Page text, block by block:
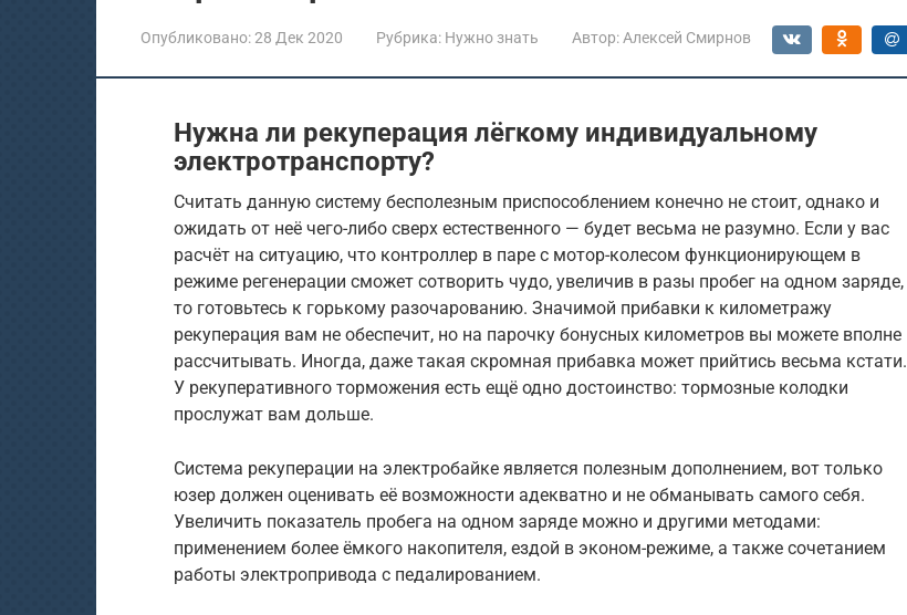
Опубликовано:28 Дек 2020 Рубрика: Нужно знать Автор: Алексей Смирнов
Нужна ли рекуперация лёгкому индивидуальному
электротранспорту?
Считать данную систему бесполезным приспособлением конечно не стоит, однако и
ожидать от неё чего-либо сверх естественного — будет весьма не разумно. Если у вас
расчёт на ситуацию, что контроллер в паре с мотор-колесом функционирующем в
режиме регенерации сможет сотворить чудо, увеличив в разы пробег на одном заряде,
то готовьтесь к горькому разочарованию. Значимой прибавки к километражу
рекуперация вам не обеспечит, но на парочку бонусных километров вы можете вполне
рассчитывать. Иногда, даже такая скромная прибавка может прийтись весьма кстати.
У рекуперативного торможения есть ещё одно достоинство: тормозные колодки
прослужат вам дольше.
Система рекуперации на электробайке является полезным дополнением, вот только
юзер должен оценивать её возможности адекватно и не обманывать самого себя.
Увеличить показатель пробега на одном заряде можно и другими методами:
применением более ёмкого накопителя, ездой в эконом-режиме, а также сочетанием
работы электропривода с педалированием.